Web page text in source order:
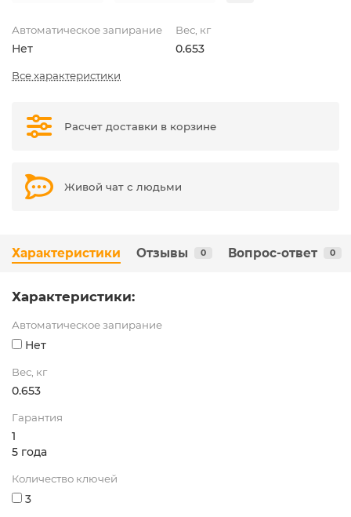
Автоматическое запирание
Нет
Вес, кг
0.653
Все характеристики
Расчет доставки в корзине
Живой чат с людьми
Характеристики Отзывы 0 Вопрос-ответ 0
Характеристики:
Автоматическое запирание
Нет
Вес, кг
0.653
Гарантия
1
5 года
Количество ключей
3